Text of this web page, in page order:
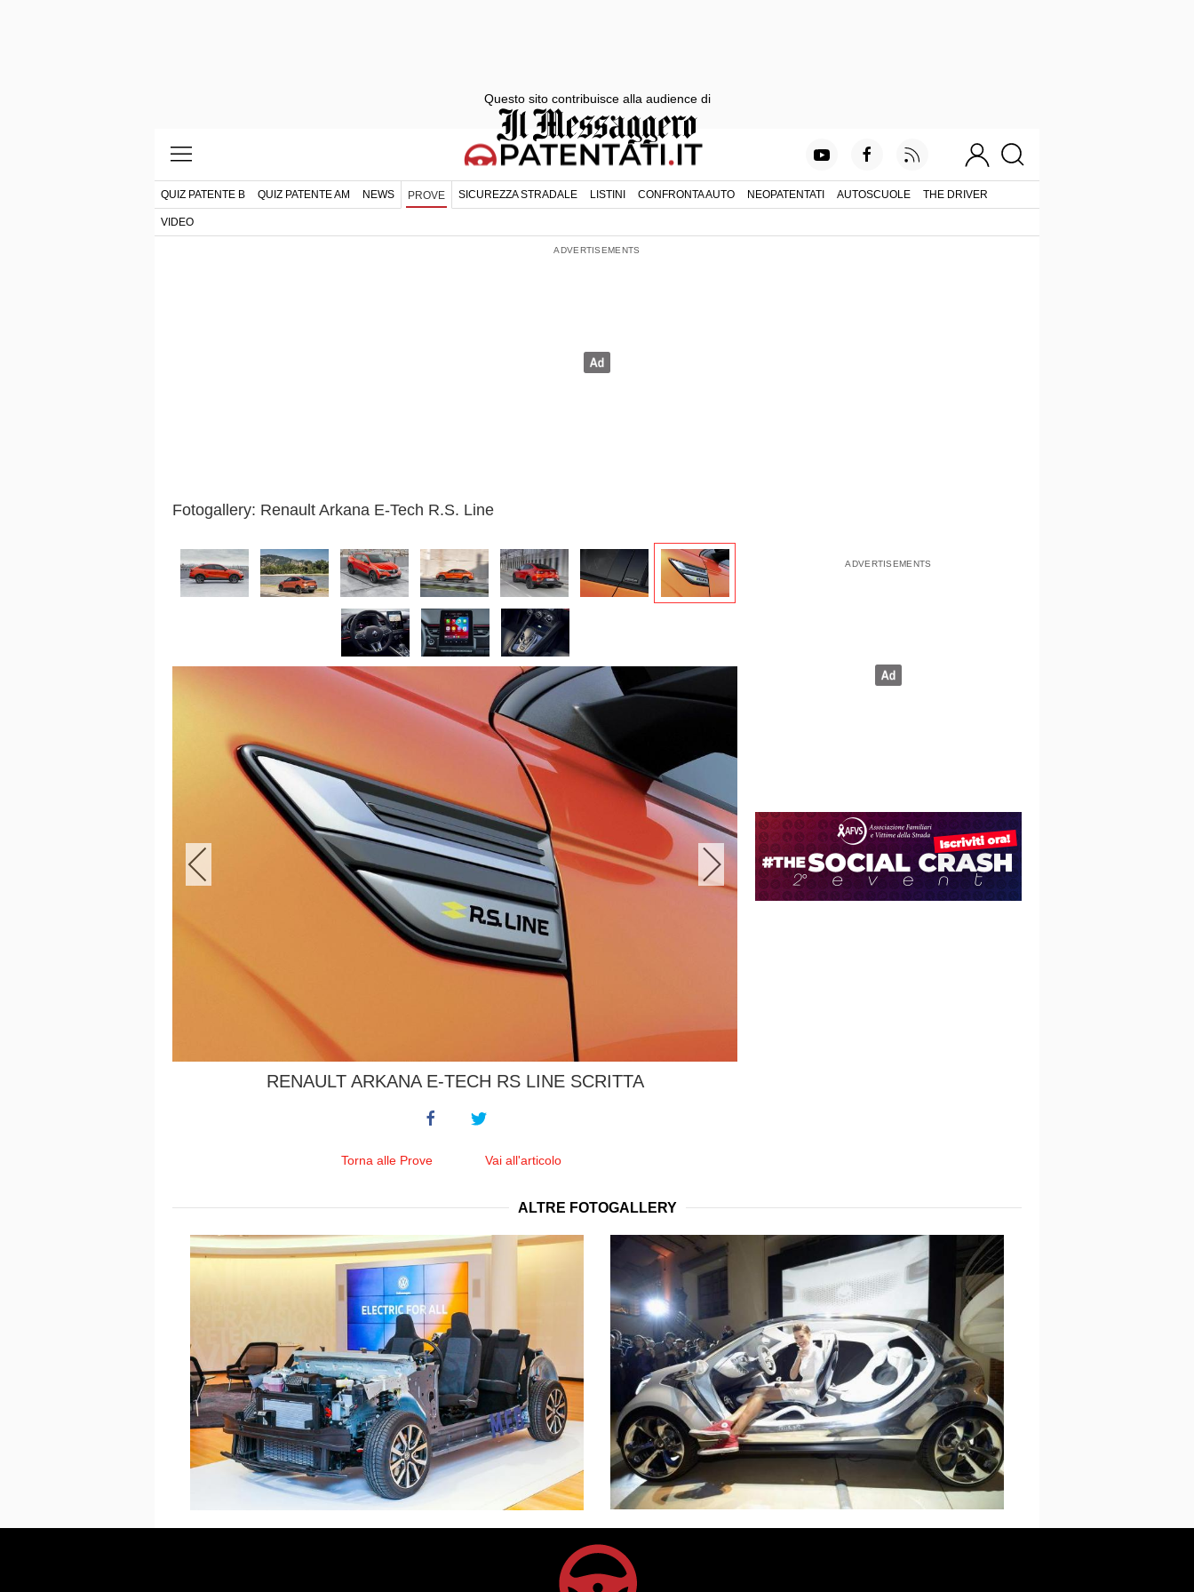
QUIZ PATENTE B QUIZ PATENTE AM NEWS PROVE SICUREZZA STRADALE LISTINI CONFRONTA AUTO NEOPATENTATI AUTOSCUOLE THE DRIVER
VIDEO
Fotogallery: Renault Arkana E-Tech R.S. Line
RENAULT ARKANA E-TECH RS LINE SCRITTA
Torna alle Prove Vai all'articolo
ALTRE FOTOGALLERY
Questo sito contribuisce alla audience di